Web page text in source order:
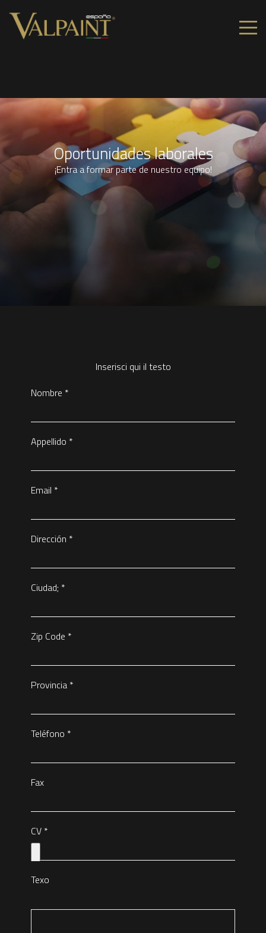
Oportunidades laborales
¡Entra a formar parte de nuestro equipo!
Inserisci qui il testo
Nombre *
Appellido *
Email *
Dirección *
Ciudad; *
Zip Code *
Provincia *
Teléfono *
Fax
CV *
Texo